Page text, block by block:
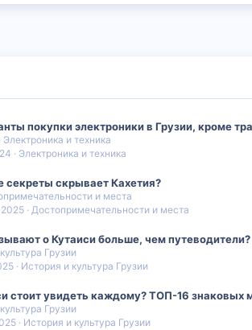
покупки электроники в Грузии, кроме
Электроника и техника
Электроника и техника
секреты скрывает Кахетия?
и места
Достопримечательности и места
о Кутаиси больше, чем
Грузии
История и культура Грузии
стоит увидеть каждому? ТОП-16 знаковых
Грузии
История и культура Грузии